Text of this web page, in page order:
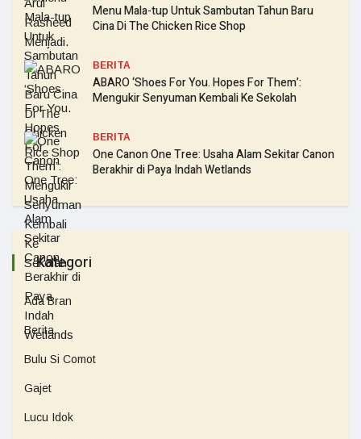
Menu Mala-tup Untuk Sambutan Tahun Baru
Cina Di The Chicken Rice Shop
BERITA
ABARO ‘Shoes For You. Hopes For Them’:
Mengukir Senyuman Kembali Ke Sekolah
BERITA
One Canon One Tree: Usaha Alam Sekitar Canon
Berakhir di Paya Indah Wetlands
Kategori
Ada Bran
Berita
Bulu Si Comot
Gajet
Lucu Idok